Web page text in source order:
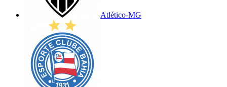
Atlético-MG